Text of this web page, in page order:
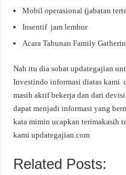
Mobil operasional (jabatan
Insentif jam lembur
Acara Tahunan Family
Nah itu dia sobat updategajian
Investindo informasi diatas kami
masih aktif bekerja dan dari
dapat menjadi informasi yang
kata mimin ucapkan terimakasih
kami updategajian.com
Related Posts: